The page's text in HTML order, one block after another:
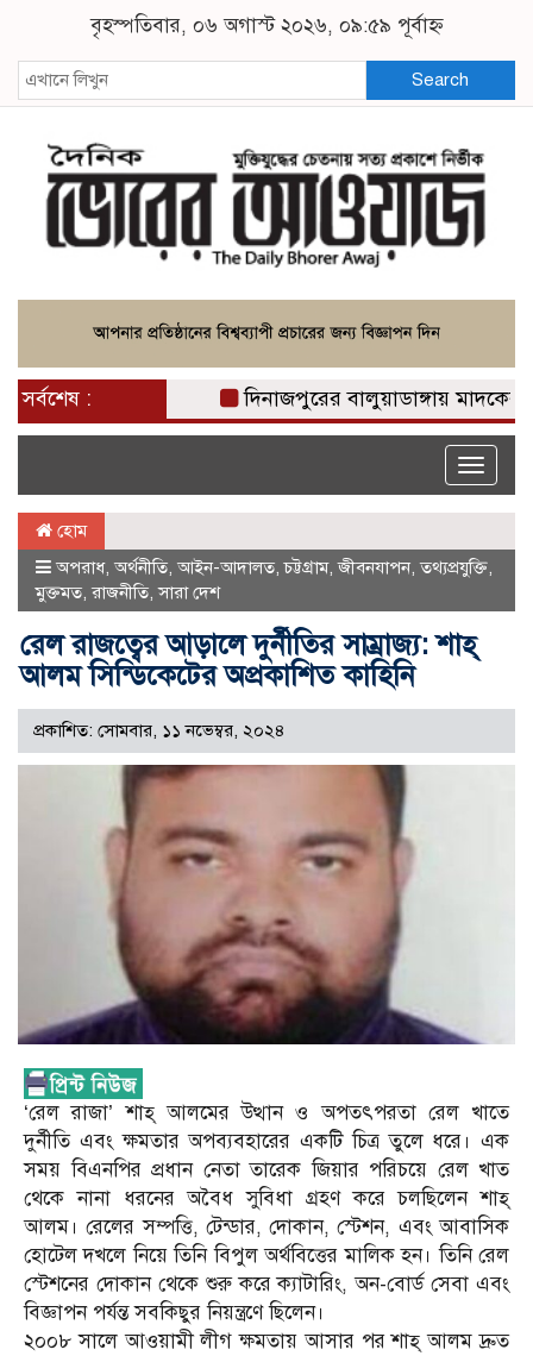
বৃহস্পতিবার, ০৬ অগাস্ট ২০২৬, ০৯:৫৯ পূর্বাহ্ন
Search
সর্বশেষ : দিনাজপুরের বালুয়াডাঙ্গায় মাদকের
Toggle
হোম
অপরাধ, অর্থনীতি, আইন-আদালত,চট্টগ্রাম,জীবনযাপন,তথ্যপ্রযুক্তি,
মুক্তমত, রাজনীতি,সারা দেশ
রেল রাজত্বের আড়ালে দুর্নীতির সাম্রাজ্য: শাহ্
আলম সিন্ডিকেটের অপ্রকাশিত কাহিনি
প্রকাশিত: সোমবার, ১১ নভেম্বর, ২০২৪
‘রেল রাজা’ শাহ্ আলমের উত্থান ও অপতৎপরতা রেল খাতে
দুর্নীতি এবং ক্ষমতার অপব্যবহারের একটি চিত্র তুলে ধরে। এক
সময় বিএনপির প্রধান নেতা তারেক জিয়ার পরিচয়ে রেল খাত
থেকে নানা ধরনের অবৈধ সুবিধা গ্রহণ করে চলছিলেন শাহ্
আলম। রেলের সম্পত্তি, টেন্ডার, দোকান, স্টেশন, এবং আবাসিক
হোটেল দখলে নিয়ে তিনি বিপুল অর্থবিত্তের মালিক হন। তিনি রেল
স্টেশনের দোকান থেকে শুরু করে ক্যাটারিং, অন-বোর্ড সেবা এবং
বিজ্ঞাপন পর্যন্ত সবকিছুর নিয়ন্ত্রণে ছিলেন।
২০০৮ সালে আওয়ামী লীগ ক্ষমতায় আসার পর শাহ্ আলম দ্রুত